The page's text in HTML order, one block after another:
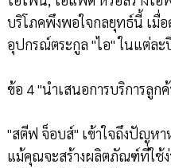
บริโภคพึงพอใจกลยุทธ์นี้ เมื่อ
อุปกรณ์ตระกูล "ไอ" ในแต่ละ
ข้อ 4 "นำเสนอการบริการลู
"สตีฟ จ็อบส์" เข้าใจถึงปัญห
แม้คุณจะสร้างผลิตภัณฑ์ที่ใช้